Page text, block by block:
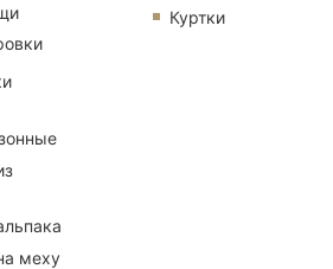
меху
Куртки